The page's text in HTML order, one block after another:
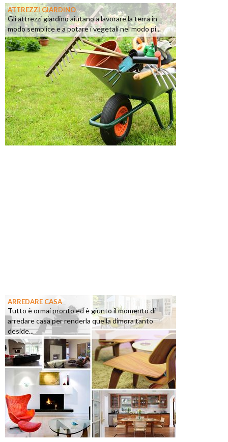
ATTREZZI GIARDINO
Gli attrezzi giardino aiutano a lavorare la terra in
modo semplice e a potare i vegetali nel modo pi...
ARREDARE CASA
Tutto è ormai pronto ed è giunto il momento di
arredare casa per renderla quella dimora tanto
deside...